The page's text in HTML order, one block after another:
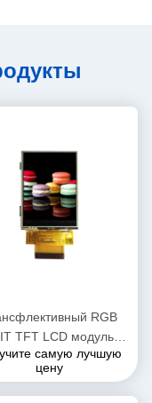
RGB
TFT LCD модуль
2,8 дюймовый
экран
самую лучшую
цену